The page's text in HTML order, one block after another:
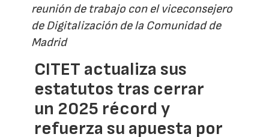
reunión de trabajo con el viceconsejero
de Digitalización de la Comunidad de
Madrid
CITET actualiza sus
estatutos tras cerrar
un 2025 récord y
refuerza su apuesta por